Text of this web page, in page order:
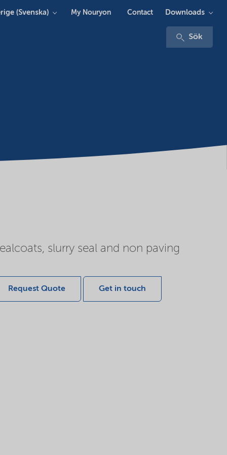
Sök
(Svenska) My Nouryon Contact Downloads
slurry seal and non paving
Request Quote Get in touch